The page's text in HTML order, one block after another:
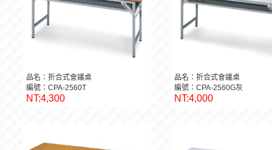
品名：折合式會議桌
編號：CPA-2560T
NT:4,300
品名：折合式會議桌
編號：CPA-2560G灰
NT:4,000